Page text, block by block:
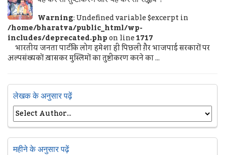
Warning: Undefined variable $excerpt in
/home/bharatva/public_html/wp-
includes/deprecated.phpon line1717
भारतीय जनता पार्टी के लोग हमेशा ही पिछली ग़ैर भाजपाई सरकारों पर
अल्पसंख्यकों ख़ासकर मुस्लिमों का तुष्टीकरण करने का ...
लेखक के अनुसार पढ़ें
महीने के अनुसार पढ़ें